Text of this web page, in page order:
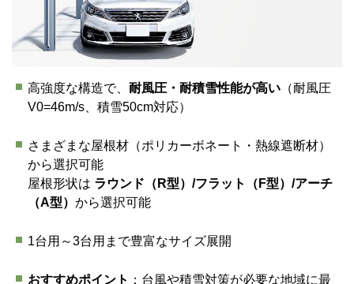
高強度な構造で、 耐風圧・耐積雪性能が高い （耐風圧
V0=46m/s、積雪50cm対応）
さまざまな屋根材（ポリカーボネート・熱線遮断材）
から選択可能
屋根形状は ラウンド（R型）/フラット（F型）/アーチ
（A型） から選択可能
1台用～3台用まで豊富なサイズ展開
おすすめポイント ：台風や積雪対策が必要な地域に最